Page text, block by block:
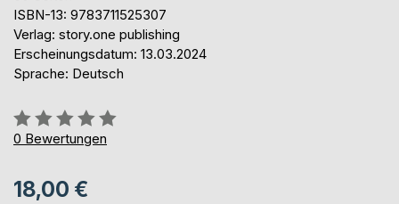
ISBN-13: 9783711525307
Verlag: story.one publishing
Erscheinungsdatum: 13.03.2024
Sprache: Deutsch
Bewertung::
0%
0 Bewertungen
18,00 €